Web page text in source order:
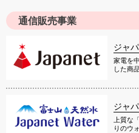
通信販売事業
ジャ
家電を
した商
ジャ
上質な
りのウ